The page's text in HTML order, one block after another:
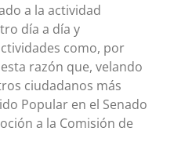
a la actividad
día a día y
como, por
razón que, velando
ciudadanos más
Popular en el Senado
a la Comisión de